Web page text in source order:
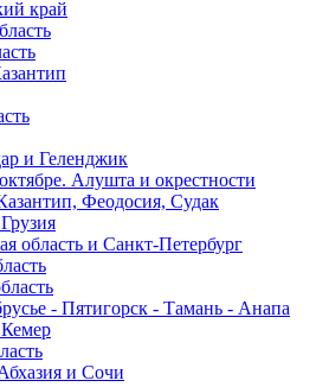
край
и Геленджик
Алушта и окрестности
Феодосия, Судак
область и Санкт-Петербург
- Пятигорск - Тамань - Анапа
и Сочи